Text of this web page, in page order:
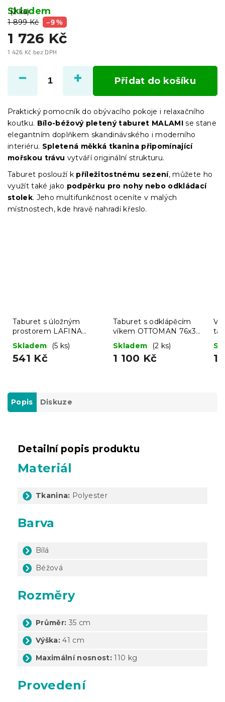
1 899 Kč –9 %
1 726 Kč
1 426 Kč bez DPH
cena:
Skladem
(2 ks)
Přidat do košíku
Praktický pomocník do obývacího pokoje i relaxačního
koutku. Bílo-béžový pletený taburet MALAMI se stane
elegantním doplňkem skandinávského i moderního
interiéru. Spletená měkká tkanina připomínající
mořskou trávu vytváří originální strukturu.
Taburet poslouží k příležitostnému sezení, můžete ho
využít také jako podpěrku pro nohy nebo odkládací
stolek. Jeho multifunkčnost oceníte v malých
místnostech, kde hravě nahradí křeslo.
Taburet s úložným
prostorem LAFINA
38x38 cm, šedý
Skladem (5 ks)
541 Kč
Taburet s odklápěcím
víkem OTTOMAN 76x38
cm, tmavě šedý
Skladem (2 ks)
1 100 Kč 1
Popis Diskuze
Detailní popis produktu
Materiál
Tkanina: Polyester
Barva
Bílá
Béžová
Rozměry
Průměr: 35 cm
Výška: 41 cm
Maximální nosnost: 110 kg
Provedení